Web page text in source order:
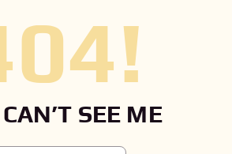
!
SEE ME